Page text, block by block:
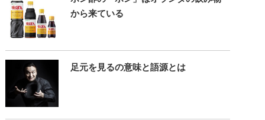
から来ている
足元を見るの意味と語源とは